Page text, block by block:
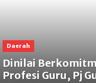
Daerah
Dinilai
Profesi Guru, Pj